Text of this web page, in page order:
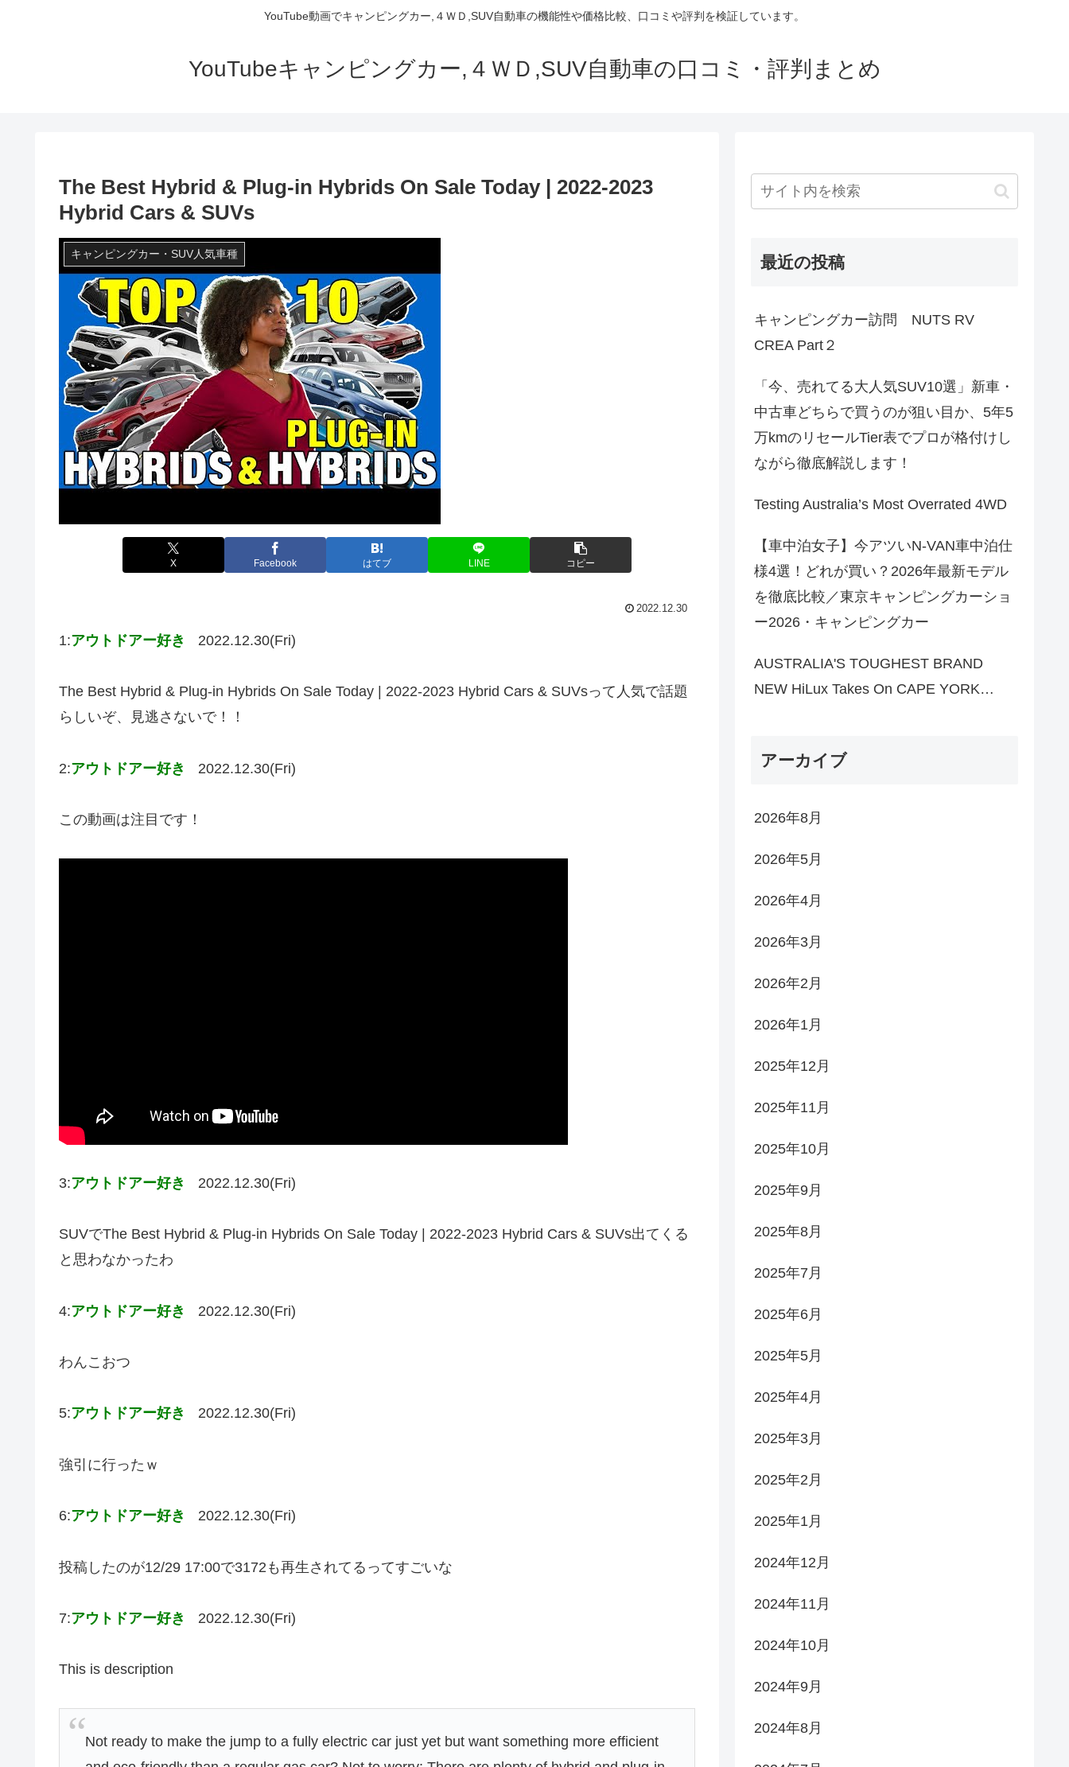
YouTube動画でキャンピングカー,４ＷＤ,SUV自動車の機能性や価格比較、口コミや評判を検証しています。
YouTubeキャンピングカー,４ＷＤ,SUV自動車の口コミ・評判まとめ
The Best Hybrid & Plug-in Hybrids On Sale Today | 2022-2023
Hybrid Cars & SUVs
キャンピングカー・SUV人気車種
X Facebook はてブ LINE コピー
2022.12.30
1:アウトドアー好き 2022.12.30(Fri)
The Best Hybrid & Plug-in Hybrids On Sale Today | 2022-2023 Hybrid Cars & SUVsって人気で話題
らしいぞ、見逃さないで！！
2:アウトドアー好き 2022.12.30(Fri)
この動画は注目です！
3:アウトドアー好き 2022.12.30(Fri)
SUVでThe Best Hybrid & Plug-in Hybrids On Sale Today | 2022-2023 Hybrid Cars & SUVs出てくる
と思わなかったわ
4:アウトドアー好き 2022.12.30(Fri)
わんこおつ
5:アウトドアー好き 2022.12.30(Fri)
強引に行ったｗ
6:アウトドアー好き 2022.12.30(Fri)
投稿したのが12/29 17:00で3172も再生されてるってすごいな
7:アウトドアー好き 2022.12.30(Fri)
This is description
Not ready to make the jump to a fully electric car just yet but want something more efficient
最近の投稿
キャンピングカー訪問 NUTS RV
CREA Part２
「今、売れてる大人気SUV10選」新車・
中古車どちらで買うのが狙い目か、5年5
万kmのリセールTier表でプロが格付けし
ながら徹底解説します！
Testing Australia’s Most Overrated 4WD
【車中泊女子】今アツいN-VAN車中泊仕
様4選！どれが買い？2026年最新モデル
を徹底比較／東京キャンピングカーショ
ー2026・キャンピングカー
AUSTRALIA'S TOUGHEST BRAND
NEW HiLux Takes On CAPE YORK…
アーカイブ
2026年8月
2026年5月
2026年4月
2026年3月
2026年2月
2026年1月
2025年12月
2025年11月
2025年10月
2025年9月
2025年8月
2025年7月
2025年6月
2025年5月
2025年4月
2025年3月
2025年2月
2025年1月
2024年12月
2024年11月
2024年10月
2024年9月
2024年8月